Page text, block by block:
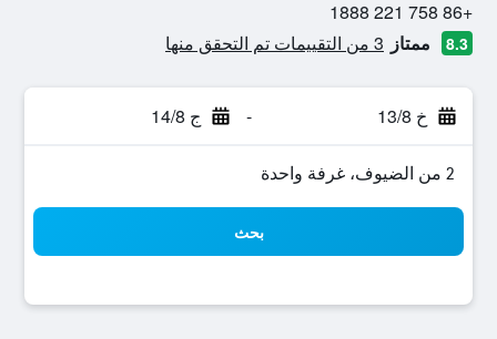
+86 758 221 1888
8.3 ممتاز 3 من التقييمات تم التحقق منها
خ 13/8 - ج 14/8
2 من الضيوف، غرفة واحدة
بحث